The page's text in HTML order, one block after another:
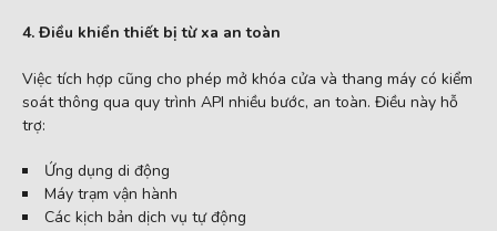
4. Điều khiển thiết bị từ xa an toàn
Việc tích hợp cũng cho phép mở khóa cửa và thang máy có kiểm
soát thông qua quy trình API nhiều bước, an toàn. Điều này hỗ
trợ:
Ứng dụng di động
Máy trạm vận hành
Các kịch bản dịch vụ tự động